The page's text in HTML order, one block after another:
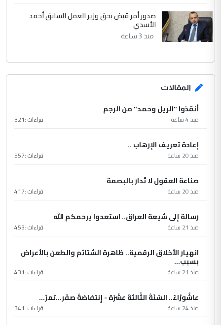
صدور أمر قبض بحق وزير العمل السابق أحمد
الأسدي
منذ 3 ساعة
المقالات
أنقذوا "الريل وحمد" من الرجم
منذ 4 ساعة قراءات :321
إعادة تعريف الإرهاب ..
منذ 20 ساعة قراءات :557
صناعة العقول لا تُدار بالبصمة
منذ 20 ساعة قراءات :417
رسالة إلى شيعة العراق.. استعدوا يرحمكم الله
منذ 21 ساعة قراءات :453
انهيار الأخلاق الرقمية.. ظاهرة الشتائم والطعن بالأعراض
بسبب...
منذ 21 ساعة قراءات :431
عاشُورْاءُ.. السّنَةُ الثّالثةَ عشَرَة - إِنتفاضةُ صفَر…تمرّ...
منذ 24 ساعة قراءات :341